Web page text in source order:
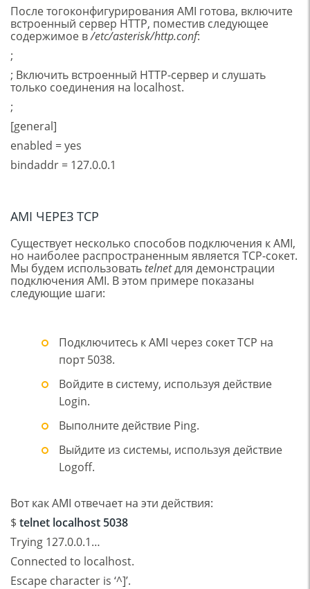
После тогоконфигурирования AMI готова, включите
встроенный сервер HTTP, поместив следующее
содержимое в/etc/asterisk/http.conf:
;
; Включить встроенный HTTP-сервер и слушать
только соединения на localhost.
;
[general]
enabled = yes
bindaddr = 127.0.0.1
AMI ЧЕРЕЗ TCP
Существует несколько способов подключения к AMI,
но наиболее распространенным является TCP-сокет.
Мы будем использоватьtelnetдля демонстрации
подключения AMI. В этом примере показаны
следующие шаги:
Подключитесь к AMI через сокет TCP на
порт 5038.
Войдите в систему, используя действие
Login.
Выполните действие Ping.
Выйдите из системы, используя действие
Logoff.
Вот как AMI отвечает на эти действия:
$ telnet localhost 5038
Trying 127.0.0.1…
Connected to localhost.
Escape character is ‘^]’.